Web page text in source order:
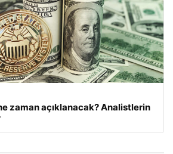
zaman açıklanacak? Analistlerin